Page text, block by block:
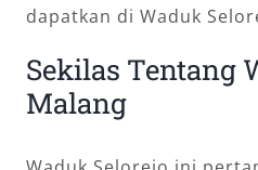
dapatkan di Waduk
Sekilas Tentang
Malang